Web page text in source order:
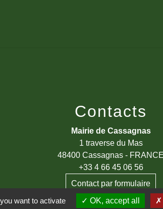
Contacts
Mairie de Cassagnas
1 traverse du Mas
48400 Cassagnas - FRANCE
+33 4 66 45 06 56
Contact par formulaire
want to activate OK, accept all